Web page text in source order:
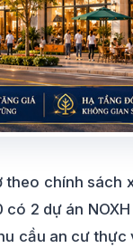
theo chính sách
2 dự án
cầu an cư